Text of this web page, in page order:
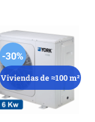
-30%
Viviendas de ≈100 m²